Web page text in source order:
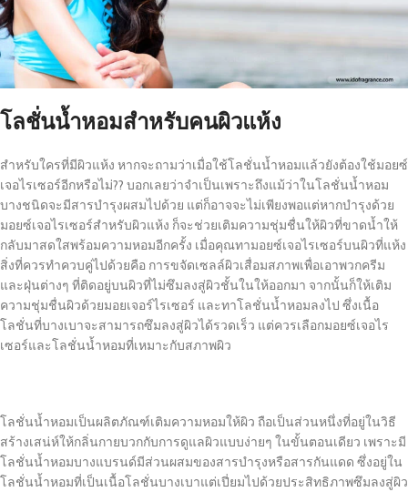
โลชั่นน้ำหอมสำหรับคนผิวแห้ง
สำหรับใครที่มีผิวแห้ง หากจะถามว่าเมื่อใช้โลชั่นน้ำหอมแล้วยังต้องใช้มอยซ์
เจอไรเซอร์อีกหรือไม่?? บอกเลยว่าจำเป็นเพราะถึงแม้ว่าในโลชั่นน้ำหอม
บางชนิดจะมีสารบำรุงผสมไปด้วย แต่ก็อาจจะไม่เพียงพอแต่หากบำรุงด้วย
มอยซ์เจอไรเซอร์สำหรับผิวแห้ง ก็จะช่วยเติมความชุ่มชื่นให้ผิวที่ขาดน้ำให้
กลับมาสดใสพร้อมความหอมอีกครั้ง เมื่อคุณทามอยซ์เจอไรเซอร์บนผิวที่แห้ง
สิ่งที่ควรทำควบคู่ไปด้วยคือ การขจัดเซลล์ผิวเสื่อมสภาพเพื่อเอาพวกครีม
และฝุ่นต่างๆ ที่ติดอยู่บนผิวที่ไม่ซึมลงสู่ผิวชั้นในให้ออกมา จากนั้นก็ให้เติม
ความชุ่มชื่นผิวด้วยมอยเจอร์ไรเซอร์ และทาโลชั่นน้ำหอมลงไป ซึ่งเนื้อ
โลชั่นที่บางเบาจะสามารถซึมลงสู่ผิวได้รวดเร็ว แต่ควรเลือกมอยซ์เจอไร
เซอร์และโลชั่นน้ำหอมที่เหมาะกับสภาพผิว
โลชั่นน้ำหอมเป็นผลิตภัณฑ์เติมความหอมให้ผิว ถือเป็นส่วนหนึ่งที่อยู่ในวิธี
สร้างเสน่ห์ให้กลิ่นกายบวกกับการดูแลผิวแบบง่ายๆ ในขั้นตอนเดียว เพราะมี
โลชั่นน้ำหอมบางแบรนด์มีส่วนผสมของสารบำรุงหรือสารกันแดด ซึ่งอยู่ใน
โลชั่นน้ำหอมที่เป็นเนื้อโลชั่นบางเบาแต่เปี่ยมไปด้วยประสิทธิภาพซึมลงสู่ผิว